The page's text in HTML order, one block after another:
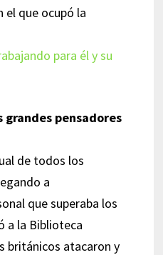
el que ocupó la
para él y su
grandes pensadores
de todos los
a
que superaba los
a la Biblioteca
británicos atacaron y